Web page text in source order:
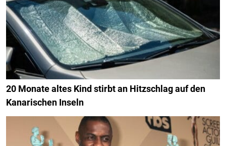
20 Monate altes Kind stirbt an Hitzschlag auf den
Kanarischen Inseln